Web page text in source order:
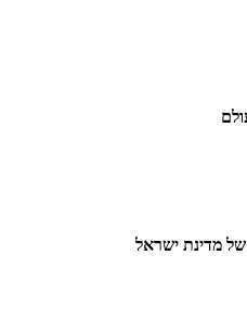
של מדינת ישראל